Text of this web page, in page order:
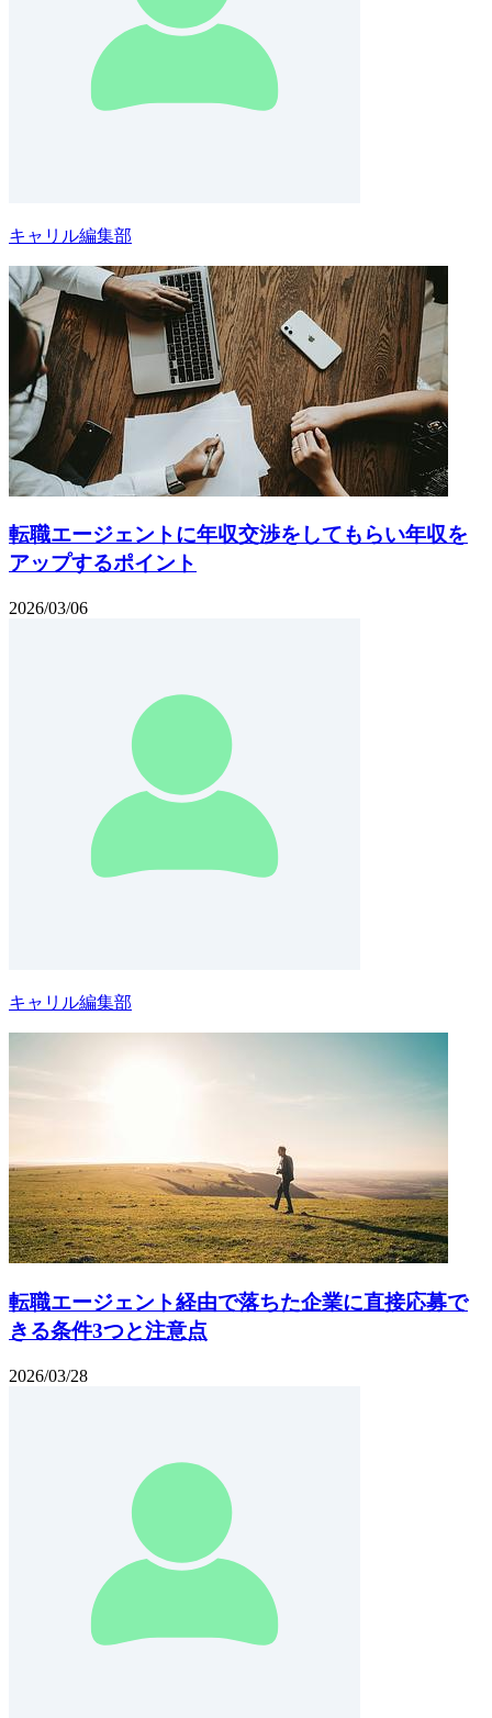
キャリル編集部
転職エージェントに年収交渉をしてもらい年収を
アップするポイント
2026/03/06
キャリル編集部
転職エージェント経由で落ちた企業に直接応募で
きる条件3つと注意点
2026/03/28